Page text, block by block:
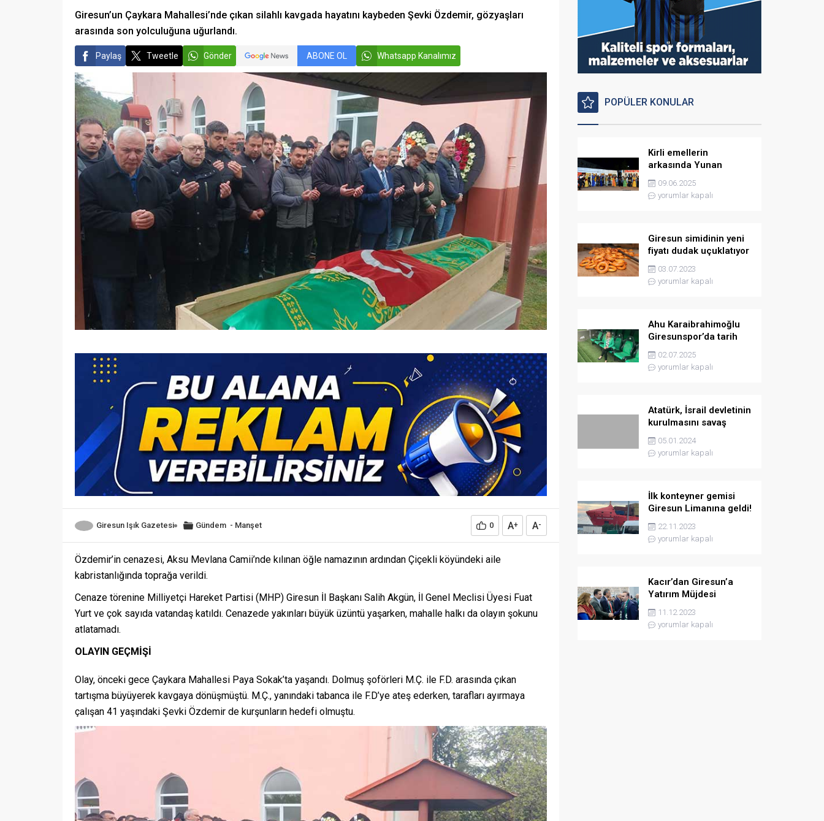
Giresun’un Çaykara Mahallesi’nde çıkan silahlı kavgada hayatını kaybeden Şevki Özdemir, gözyaşları
arasında son yolculuğuna uğurlandı.
Paylaş Tweetle Gönder ABONE OL Whatsapp Kanalımız
Giresun Işık Gazetesi Gündem - Manşet 0 A+ A-
Özdemir’in cenazesi, Aksu Mevlana Camii’nde kılınan öğle namazının ardından Çiçekli köyündeki aile
kabristanlığında toprağa verildi.
Cenaze törenine Milliyetçi Hareket Partisi (MHP) Giresun İl Başkanı Salih Akgün, İl Genel Meclisi Üyesi Fuat
Yurt ve çok sayıda vatandaş katıldı. Cenazede yakınları büyük üzüntü yaşarken, mahalle halkı da olayın şokunu
atlatamadı.
OLAYIN GEÇMİŞİ
Olay, önceki gece Çaykara Mahallesi Paya Sokak’ta yaşandı. Dolmuş şoförleri M.Ç. ile F.D. arasında çıkan
tartışma büyüyerek kavgaya dönüşmüştü. M.Ç., yanındaki tabanca ile F.D’ye ateş ederken, tarafları ayırmaya
çalışan 41 yaşındaki Şevki Özdemir de kurşunların hedefi olmuştu.
POPÜLER KONULAR
Kirli emellerin
arkasında Yunan
istihbaratı var
09.06.2025
yorumlar kapalı
Giresun simidinin yeni
fiyatı dudak uçuklatıyor
03.07.2023
yorumlar kapalı
Ahu Karaibrahimoğlu
Giresunspor’da tarih
yazmaya hazırlanıyor
02.07.2025
yorumlar kapalı
Atatürk, İsrail devletinin
kurulmasını savaş
sebebi olarak ilân
etmişti
05.01.2024
yorumlar kapalı
İlk konteyner gemisi
Giresun Limanına geldi!
22.11.2023
yorumlar kapalı
Kacır’dan Giresun’a
Yatırım Müjdesi
11.12.2023
yorumlar kapalı